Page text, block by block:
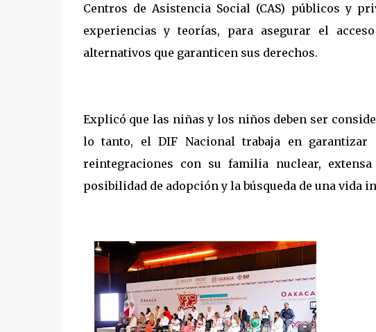
Centros de Asistencia Social (CAS) públicos y
experiencias y teorías, para asegurar el
alternativos que garanticen sus derechos.
Explicó que las niñas y los niños deben ser
lo tanto, el DIF Nacional trabaja en
reintegraciones con su familia nuclear,
posibilidad de adopción y la búsqueda de una vida